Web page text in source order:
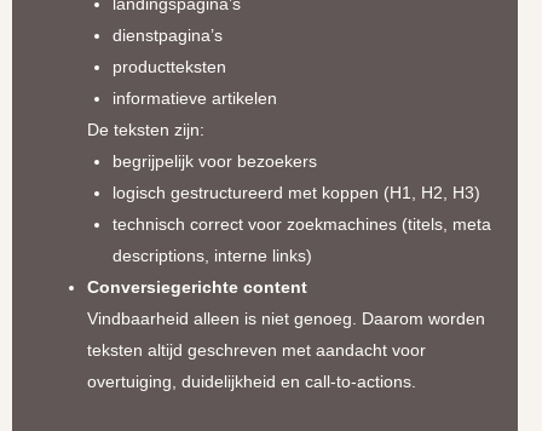
dienstpagina’s
productteksten
informatieve artikelen
De teksten zijn:
begrijpelijk voor bezoekers
logisch gestructureerd met koppen (H1, H2, H3)
technisch correct voor zoekmachines (titels, meta
descriptions, interne links)
Conversiegerichte content
Vindbaarheid alleen is niet genoeg. Daarom worden
teksten altijd geschreven met aandacht voor
overtuiging, duidelijkheid en call-to-actions.